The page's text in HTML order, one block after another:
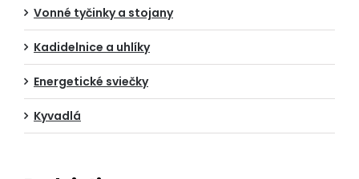
Vonné tyčinky a stojany
Kadidelnice a uhlíky
Energetické sviečky
Kyvadlá